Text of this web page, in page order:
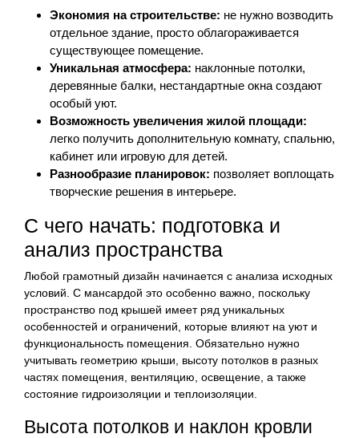
Экономия на строительстве: не нужно возводить
отдельное здание, просто облагораживается
существующее помещение.
Уникальная атмосфера: наклонные потолки,
деревянные балки, нестандартные окна создают
особый уют.
Возможность увеличения жилой площади:
легко получить дополнительную комнату, спальню,
кабинет или игровую для детей.
Разнообразие планировок: позволяет воплощать
творческие решения в интерьере.
С чего начать: подготовка и
анализ пространства
Любой грамотный дизайн начинается с анализа исходных
условий. С мансардой это особенно важно, поскольку
пространство под крышей имеет ряд уникальных
особенностей и ограничений, которые влияют на уют и
функциональность помещения. Обязательно нужно
учитывать геометрию крыши, высоту потолков в разных
частях помещения, вентиляцию, освещение, а также
состояние гидроизоляции и теплоизоляции.
Высота потолков и наклон кровли